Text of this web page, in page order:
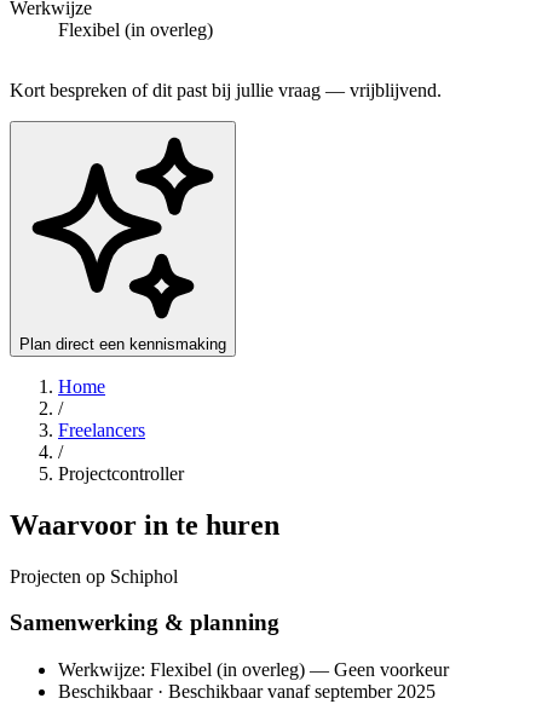
Werkwijze
Flexibel (in overleg)
Kort bespreken of dit past bij jullie vraag — vrijblijvend.
Plan direct een kennismaking
Home
/
Freelancers
/
Projectcontroller
Waarvoor in te huren
Projecten op Schiphol
Samenwerking & planning
Werkwijze: Flexibel (in overleg) — Geen voorkeur
Beschikbaar · Beschikbaar vanaf september 2025